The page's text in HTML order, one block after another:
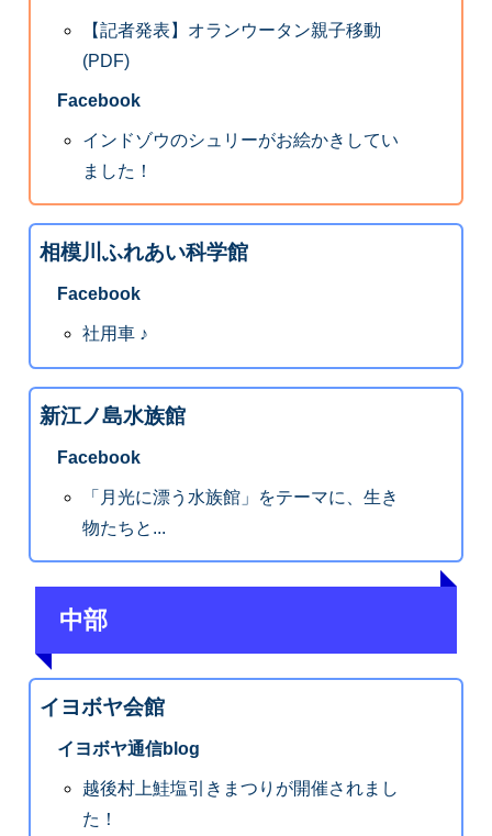
【記者発表】オランウータン親子移動
(PDF)
Facebook
インドゾウのシュリーがお絵かきしてい
ました！
相模川ふれあい科学館
Facebook
社用車 ♪
新江ノ島水族館
Facebook
「月光に漂う水族館」をテーマに、生き
物たちと...
中部
イヨボヤ会館
イヨボヤ通信blog
越後村上鮭塩引きまつりが開催されまし
た！